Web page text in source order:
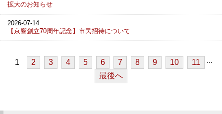
拡大のお知らせ
2026-07-14
【京響創立70周年記念】市民招待について
1 2 3 4 5 6 7 8 9 10 11
...
最後へ